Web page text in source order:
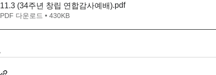
11.3 (34주년 창립 연합감사예배).pdf
PDF 다운로드 • 430KB